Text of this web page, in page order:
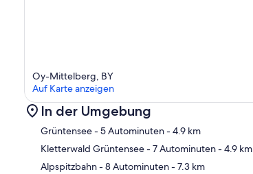
Oy-Mittelberg, BY
Auf Karte anzeigen
In der Umgebung
Grüntensee- 5 Autominuten- 4.9 km
Kletterwald Grüntensee- 7 Autominuten- 4.9 km
Alpspitzbahn- 8 Autominuten- 7.3 km